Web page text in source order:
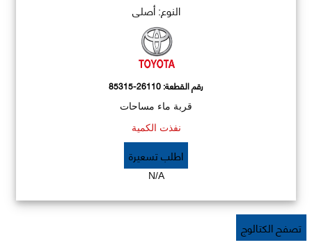
النوع: أصلي
رقم القطعة:85315-26110
قربة ماء مساحات
نفذت الكمية
اطلب تسعيرة
N/A
تصفح الكتالوج